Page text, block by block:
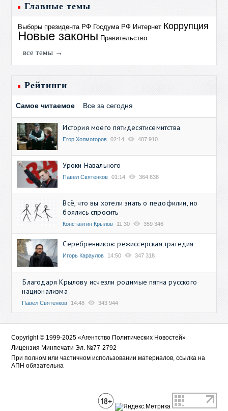
Главные темы
Выборы президента РФ Госдума РФ Интернет Коррупция
Новые законы Правительство
все темы →
Рейтинги
Самое читаемое Все за сегодня
История моего пятидесятисемитства
Егор Холмогоров 02:14 407 910
Уроки Навального
Павел Святенков 01:14 364 638
Всё, что вы хотели знать о педофилии, но
боялись спросить
Константин Крылов 11:30 359 346
Серебренников: режиссерская трагедия
Игорь Караулов 14:50 347 318
Благодаря Крылову исчезли родимые пятна русского
национализма
Павел Святенков 14:48 343 944
Copyright © 1999-2025 «Агентство Политических Новостей»
Лицензия Минпечати Эл. №77-2792
При полном или частичном использовании материалов, ссылка на
АПН обязательна